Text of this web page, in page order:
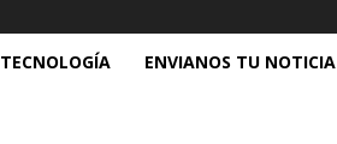
TECNOLOGÍA ENVIANOS TU NOTICIA